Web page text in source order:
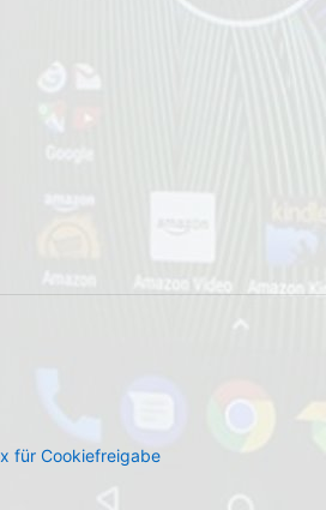
für Cookiefreigabe